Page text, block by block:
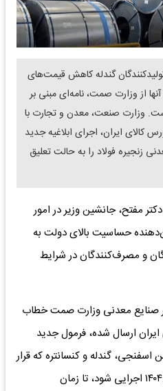
گندله کاهش قیمت‌‌‌های
از وزارت صمت، نامه‌‌‌ای مبنی بر
وزارت صنعت، معدن و تجارت با
ایران، اجرای ابلاغیه جدید
زنجیره فولاد را به حالت تعلیق
مفتح، جانشین وزیر در امور
حساسیت بالای دولت به
و مصرف‌‌‌کنندگان در شرایط
صنایع معدنی وزارت صمت خطاب
ارسال شده، فرمول جدید
گندله و کنسانتره که قرار
بود بر اساس ابلاغیه مورخ ۱۴۰۴.۰۴.۰۱ اجرایی شود، تا زمان